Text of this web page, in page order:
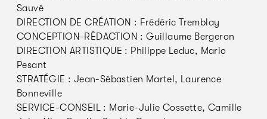
Sauvé
DIRECTION DE CRÉATION : Frédéric Tremblay
CONCEPTION-RÉDACTION : Guillaume Bergeron
DIRECTION ARTISTIQUE : Philippe Leduc, Mario
Pesant
STRATÉGIE : Jean-Sébastien Martel, Laurence
Bonneville
SERVICE-CONSEIL : Marie-Julie Cossette, Camille